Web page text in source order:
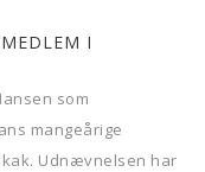
I
som
mangeårige
Udnævnelsen har